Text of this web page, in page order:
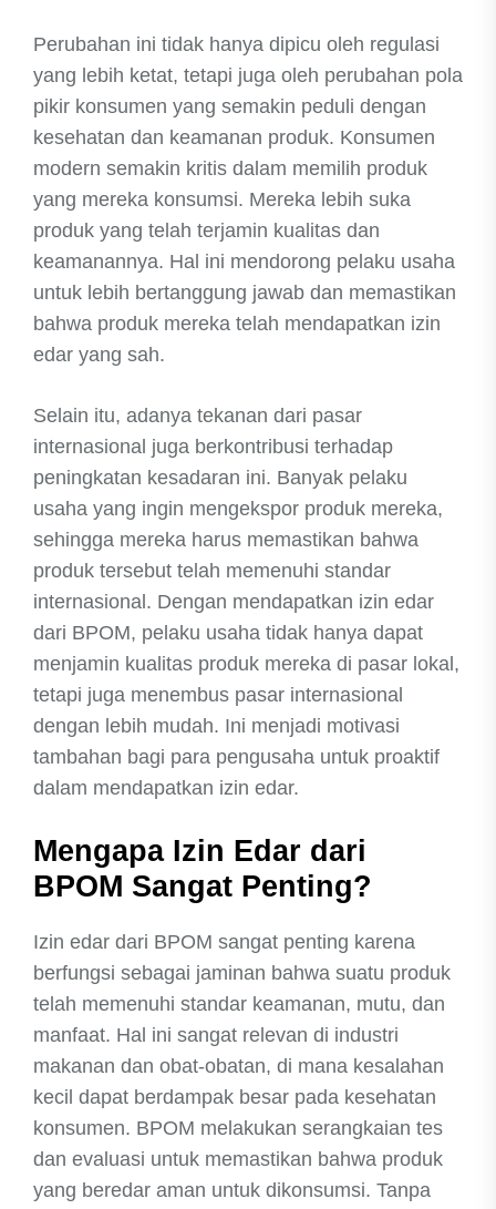
Perubahan ini tidak hanya dipicu oleh regulasi
yang lebih ketat, tetapi juga oleh perubahan pola
pikir konsumen yang semakin peduli dengan
kesehatan dan keamanan produk. Konsumen
modern semakin kritis dalam memilih produk
yang mereka konsumsi. Mereka lebih suka
produk yang telah terjamin kualitas dan
keamanannya. Hal ini mendorong pelaku usaha
untuk lebih bertanggung jawab dan memastikan
bahwa produk mereka telah mendapatkan izin
edar yang sah.
Selain itu, adanya tekanan dari pasar
internasional juga berkontribusi terhadap
peningkatan kesadaran ini. Banyak pelaku
usaha yang ingin mengekspor produk mereka,
sehingga mereka harus memastikan bahwa
produk tersebut telah memenuhi standar
internasional. Dengan mendapatkan izin edar
dari BPOM, pelaku usaha tidak hanya dapat
menjamin kualitas produk mereka di pasar lokal,
tetapi juga menembus pasar internasional
dengan lebih mudah. Ini menjadi motivasi
tambahan bagi para pengusaha untuk proaktif
dalam mendapatkan izin edar.
Mengapa Izin Edar dari
BPOM Sangat Penting?
Izin edar dari BPOM sangat penting karena
berfungsi sebagai jaminan bahwa suatu produk
telah memenuhi standar keamanan, mutu, dan
manfaat. Hal ini sangat relevan di industri
makanan dan obat-obatan, di mana kesalahan
kecil dapat berdampak besar pada kesehatan
konsumen. BPOM melakukan serangkaian tes
dan evaluasi untuk memastikan bahwa produk
yang beredar aman untuk dikonsumsi. Tanpa